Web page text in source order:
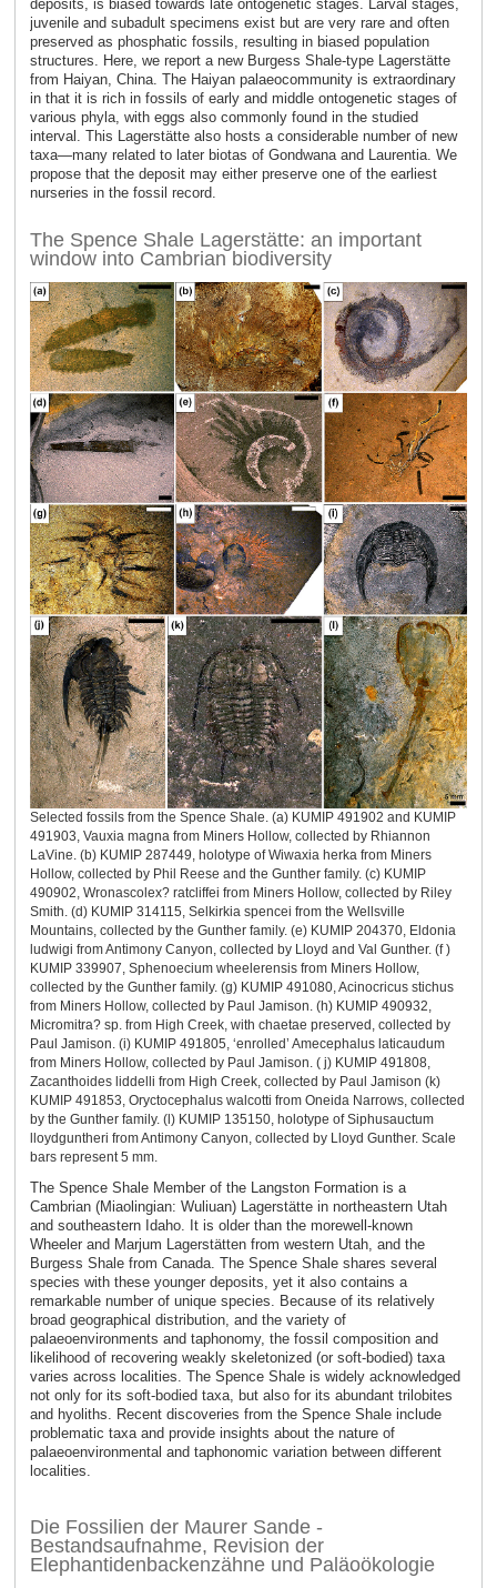
deposits, is biased towards late ontogenetic stages. Larval stages,
juvenile and subadult specimens exist but are very rare and often
preserved as phosphatic fossils, resulting in biased population
structures. Here, we report a new Burgess Shale-type Lagerstätte
from Haiyan, China. The Haiyan palaeocommunity is extraordinary
in that it is rich in fossils of early and middle ontogenetic stages of
various phyla, with eggs also commonly found in the studied
interval. This Lagerstätte also hosts a considerable number of new
taxa—many related to later biotas of Gondwana and Laurentia. We
propose that the deposit may either preserve one of the earliest
nurseries in the fossil record.
The Spence Shale Lagerstätte: an important
window into Cambrian biodiversity
Selected fossils from the Spence Shale. (a) KUMIP 491902 and KUMIP
491903, Vauxia magna from Miners Hollow, collected by Rhiannon
LaVine. (b) KUMIP 287449, holotype of Wiwaxia herka from Miners
Hollow, collected by Phil Reese and the Gunther family. (c) KUMIP
490902, Wronascolex? ratcliffei from Miners Hollow, collected by Riley
Smith. (d) KUMIP 314115, Selkirkia spencei from the Wellsville
Mountains, collected by the Gunther family. (e) KUMIP 204370, Eldonia
ludwigi from Antimony Canyon, collected by Lloyd and Val Gunther. (f )
KUMIP 339907, Sphenoecium wheelerensis from Miners Hollow,
collected by the Gunther family. (g) KUMIP 491080, Acinocricus stichus
from Miners Hollow, collected by Paul Jamison. (h) KUMIP 490932,
Micromitra? sp. from High Creek, with chaetae preserved, collected by
Paul Jamison. (i) KUMIP 491805, ‘enrolled’ Amecephalus laticaudum
from Miners Hollow, collected by Paul Jamison. ( j) KUMIP 491808,
Zacanthoides liddelli from High Creek, collected by Paul Jamison (k)
KUMIP 491853, Oryctocephalus walcotti from Oneida Narrows, collected
by the Gunther family. (l) KUMIP 135150, holotype of Siphusauctum
lloydguntheri from Antimony Canyon, collected by Lloyd Gunther. Scale
bars represent 5 mm.
The Spence Shale Member of the Langston Formation is a
Cambrian (Miaolingian: Wuliuan) Lagerstätte in northeastern Utah
and southeastern Idaho. It is older than the morewell-known
Wheeler and Marjum Lagerstätten from western Utah, and the
Burgess Shale from Canada. The Spence Shale shares several
species with these younger deposits, yet it also contains a
remarkable number of unique species. Because of its relatively
broad geographical distribution, and the variety of
palaeoenvironments and taphonomy, the fossil composition and
likelihood of recovering weakly skeletonized (or soft-bodied) taxa
varies across localities. The Spence Shale is widely acknowledged
not only for its soft-bodied taxa, but also for its abundant trilobites
and hyoliths. Recent discoveries from the Spence Shale include
problematic taxa and provide insights about the nature of
palaeoenvironmental and taphonomic variation between different
localities.
Die Fossilien der Maurer Sande -
Bestandsaufnahme, Revision der
Elephantidenbackenzähne und Paläoökologie